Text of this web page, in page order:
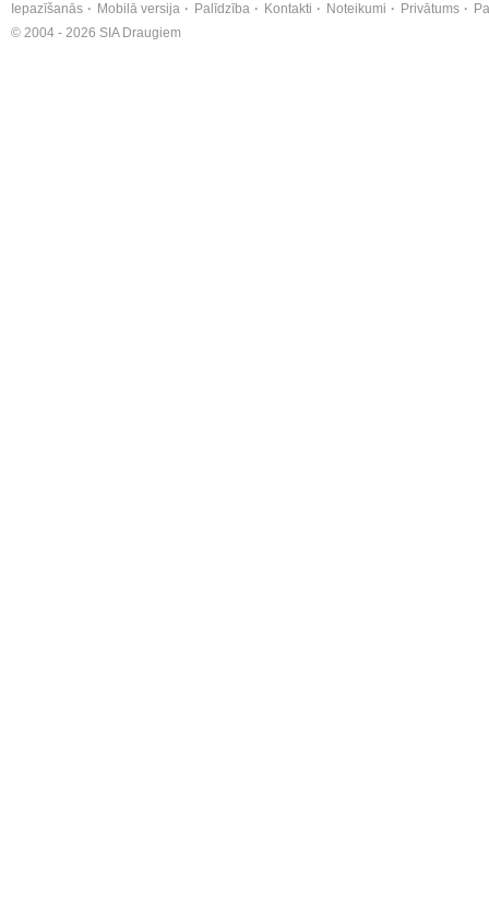
Iepazīšanās Mobilā versija Palīdzība Kontakti Noteikumi Privātums
© 2004 - 2026 SIA Draugiem